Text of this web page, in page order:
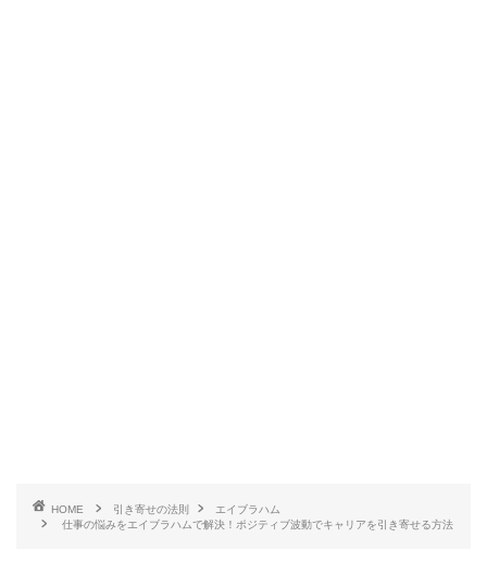
HOME 引き寄せの法則
エイブラハム
仕事の悩みをエイブラハムで解決！ポジティブ波動でキャリアを引き寄せる方法